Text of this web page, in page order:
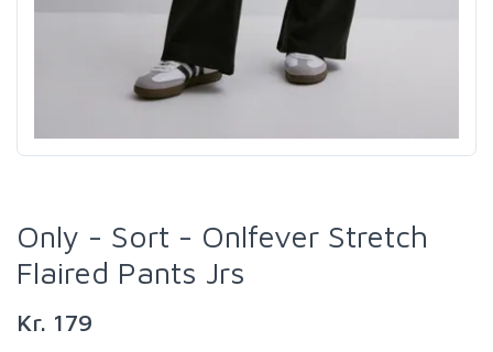
Only - Sort - Onlfever Stretch
Flaired Pants Jrs
Kr. 179